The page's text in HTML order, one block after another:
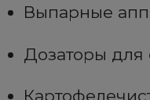
Выпарные
Дозаторы